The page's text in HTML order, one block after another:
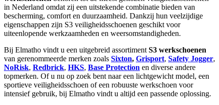
in Nederland omdat zij een uitstekende combinatie bieden van
bescherming, comfort en duurzaamheid. Dankzij hun veelzijdige
eigenschappen zijn S3 veiligheidsschoenen geschikt voor
uiteenlopende werkzaamheden en weersomstandigheden.
Bij Elmatho vindt u een uitgebreid assortiment S3 werkschoenen
van gerenommeerde merken zoals Sixton, Grisport, Safety Jogger,
NoRisk, Redbrick, HKS, Base Protection en diverse andere
topmerken. Of u nu op zoek bent naar een lichtgewicht model, een
sportieve veiligheidsschoen of een robuuste werkschoen voor
intensief gebruik, bij Elmatho vindt u altijd een passende oplossing.